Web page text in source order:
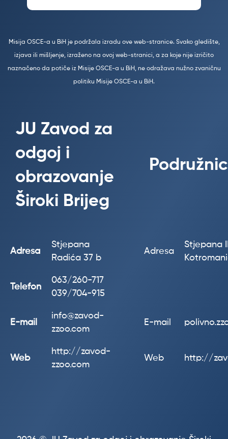
Misija OSCE-a u BiH je podržala izradu ove web-stranice. Svako gledište,
izjava ili mišljenje, izraženo na ovoj web-stranici, a za koje nije izričito
naznačeno da potiče iz Misije OSCE-a u BiH, ne odražava nužno zvaničnu
politiku Misije OSCE-a u BiH.
JU Zavod za
odgoj i
obrazovanje
Široki Brijeg
Adresa
Stjepana
Radića 37 b
Adresa
Stjepana
Telefon
063/260-717
039/704-915
E-mail
info@zavod-
zzoo.com
E-mail
Web
http://zavod-
zzoo.com
Web http://